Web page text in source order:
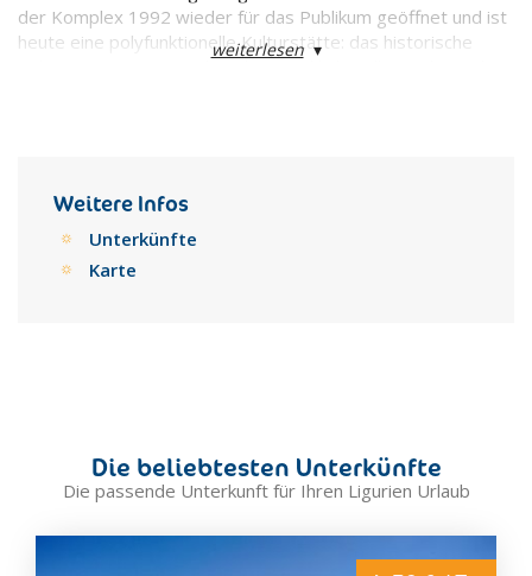
der Komplex 1992 wieder für das Publikum geöffnet und ist
heute eine polyfunktionelle Kulturstätte: das historische
Workshops und Projektstudien, die mit der Stadt in
Zusammenhang stehen. In den der Kultur vorbehaltenen
Räumlichkeiten haben institutionelle Einrichtungen und
Kulturvereine ihren Sitz. Eine Reihe von metaphorischen
weiterlesen▾
Weitere Infos
Unterkünfte
Karte
Die beliebtesten Unterkünfte
Die passende Unterkunft für Ihren Ligurien Urlaub